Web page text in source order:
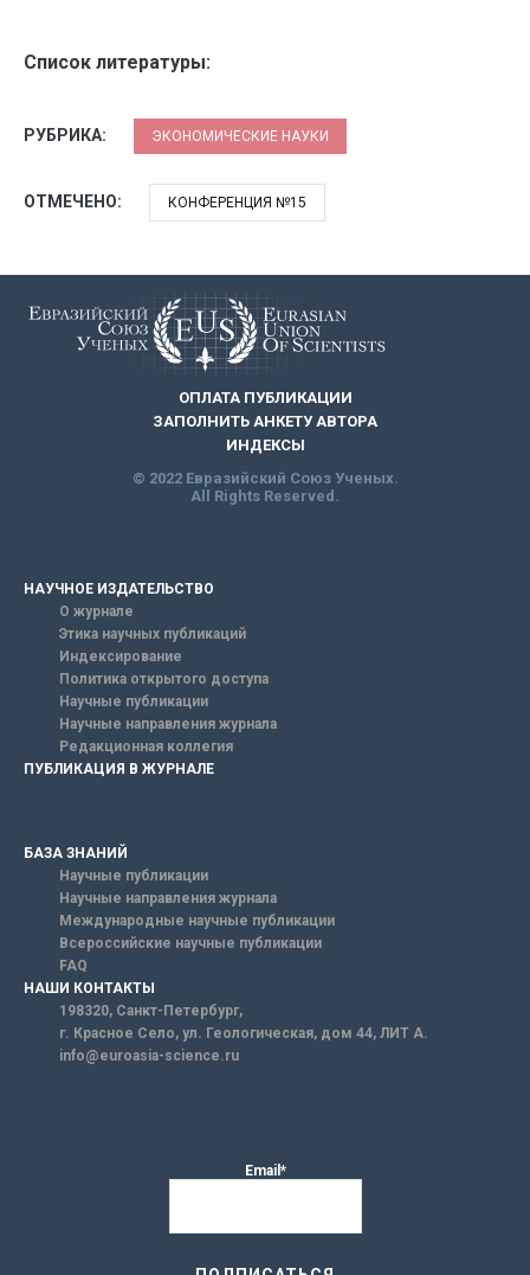
Список литературы:
РУБРИКА: ЭКОНОМИЧЕСКИЕ НАУКИ
ОТМЕЧЕНО: КОНФЕРЕНЦИЯ №15
ОПЛАТА ПУБЛИКАЦИИ
ЗАПОЛНИТЬ АНКЕТУ АВТОРА
ИНДЕКСЫ
© 2022 Евразийский Союз Ученых.
All Rights Reserved.
НАУЧНОЕ ИЗДАТЕЛЬСТВО
О журнале
Этика научных публикаций
Индексирование
Политика открытого доступа
Научные публикации
Научные направления журнала
Редакционная коллегия
ПУБЛИКАЦИЯ В ЖУРНАЛЕ
БАЗА ЗНАНИЙ
Научные публикации
Научные направления журнала
Международные научные публикации
Всероссийские научные публикации
FAQ
НАШИ КОНТАКТЫ
198320, Санкт-Петербург,
г. Красное Село, ул. Геологическая, дом 44, ЛИТ А.
info@euroasia-science.ru
Email*